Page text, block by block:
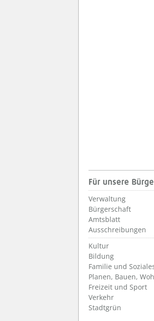
Für unsere
Verwaltung
Bürgerschaft
Amtsblatt
Ausschreibungen
Kultur
Bildung
Familie und
Planen, Bauen,
Freizeit und Sport
Verkehr
Stadtgrün